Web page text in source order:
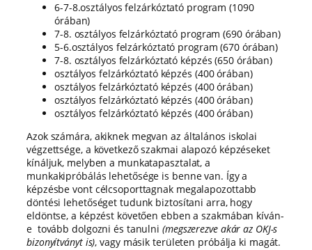
6-7-8.osztályos felzárkóztató program (1090
órában)
7-8. osztályos felzárkóztató program (690 órában)
5-6.osztályos felzárkóztató program (670 órában)
7-8. osztályos felzárkóztató képzés (650 órában)
osztályos felzárkóztató képzés (400 órában)
osztályos felzárkóztató képzés (400 órában)
osztályos felzárkóztató képzés (400 órában)
osztályos felzárkóztató képzés (400 órában)
Azok számára, akiknek megvan az általános iskolai
végzettsége, a következő szakmai alapozó képzéseket
kínáljuk, melyben a munkatapasztalat, a
munkakipróbálás lehetősége is benne van. Így a
képzésbe vont célcsoporttagnak megalapozottabb
döntési lehetőséget tudunk biztosítani arra, hogy
eldöntse, a képzést követően ebben a szakmában kíván-
e tovább dolgozni és tanulni (megszerezve akár az OKJ-s
bizonyítványt is), vagy másik területen próbálja ki magát.